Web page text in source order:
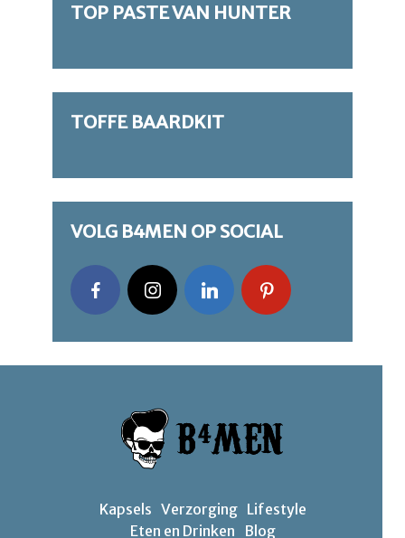
TOP PASTE VAN HUNTER
TOFFE BAARDKIT
VOLG B4MEN OP SOCIAL
Kapsels Verzorging Lifestyle
Eten en Drinken
Blog